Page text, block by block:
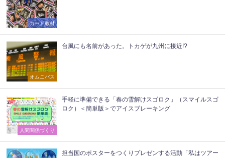
カード教材
オムニバス
台風にも名前があった。トカゲが九州に接近!?
人間関係づくり
手軽に準備できる「春の雪解けスゴロク」（スマイルスゴ
ロク）＜簡単版＞でアイスブレーキング
担当国のポスターをつくりプレゼンする活動「私はツアー